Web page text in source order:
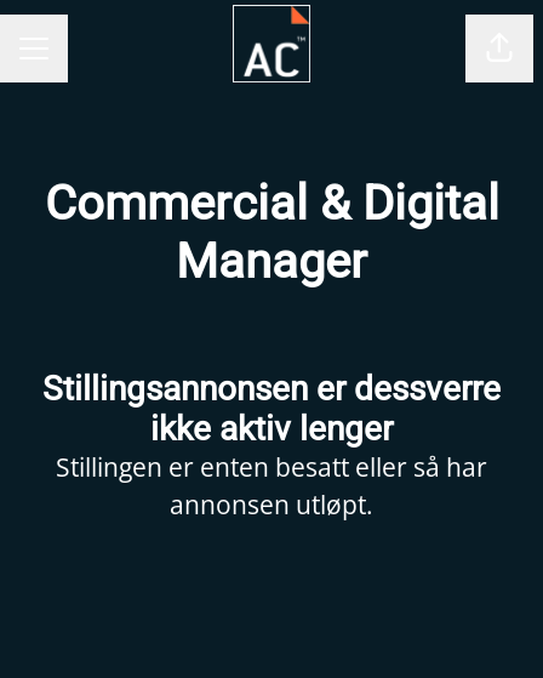
Commercial & Digital
Manager
Stillingsannonsen er dessverre
ikke aktiv lenger
Stillingen er enten besatt eller så har
annonsen utløpt.